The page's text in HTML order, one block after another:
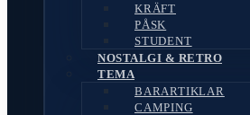
KRÄFT
PÅSK
STUDENT
NOSTALGI & RETRO
TEMA
BARARTIKLAR
CAMPING